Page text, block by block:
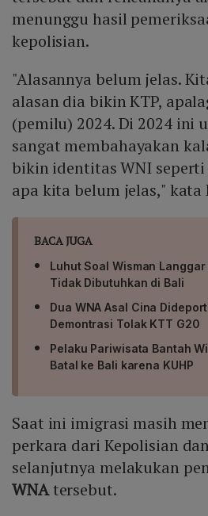
menunggu hasil
kepolisian.
"Alasannya belum jelas.
alasan dia bikin KTP,
(pemilu) 2024. Di 2024 ini
sangat membahayakan
bikin identitas WNI
apa kita belum jelas," kata
BACA JUGA
Luhut Soal Wisman
Tidak Dibutuhkan di Bali
Dua WNA Asal Cina
Demontrasi Tolak KTT G20
Pelaku Pariwisata Bantah
Batal ke Bali karena KUHP
Saat ini imigrasi masih
perkara dari Kepolisian
selanjutnya melakukan
WNAtersebut.